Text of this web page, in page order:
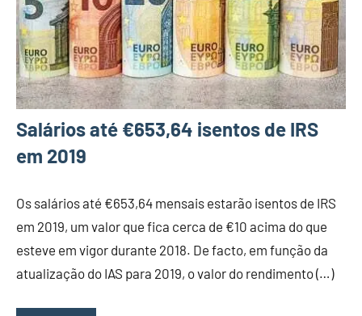
Salários até €653,64 isentos de IRS
em 2019
Os salários até €653,64 mensais estarão isentos de IRS
em 2019, um valor que fica cerca de €10 acima do que
esteve em vigor durante 2018. De facto, em função da
atualização do IAS para 2019, o valor do rendimento (…)